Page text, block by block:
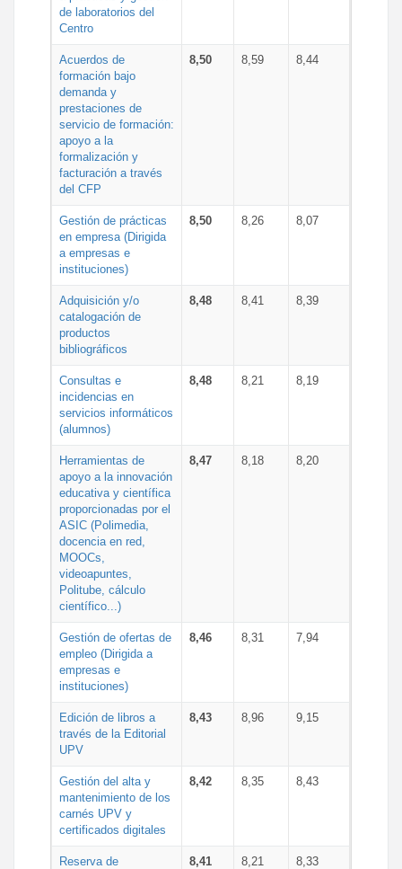
de laboratorios del
Centro
Acuerdos de
formación bajo
demanda y
prestaciones de
servicio de formación:
apoyo a la
formalización y
facturación a través
del CFP
8,50 8,59 8,44
Gestión de prácticas
en empresa (Dirigida
a empresas e
instituciones)
8,50 8,26 8,07
Adquisición y/o
catalogación de
productos
bibliográficos
8,48 8,41 8,39
Consultas e
incidencias en
servicios informáticos
(alumnos)
8,48 8,21 8,19
Herramientas de
apoyo a la innovación
educativa y científica
proporcionadas por el
ASIC (Polimedia,
docencia en red,
MOOCs,
videoapuntes,
Politube, cálculo
científico...)
8,47 8,18 8,20
Gestión de ofertas de
empleo (Dirigida a
empresas e
instituciones)
8,46 8,31 7,94
Edición de libros a
través de la Editorial
UPV
8,43 8,96 9,15
Gestión del alta y
mantenimiento de los
carnés UPV y
certificados digitales
8,42 8,35 8,43
Reserva de
8,41 8,21 8,33